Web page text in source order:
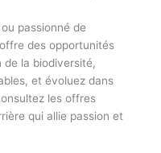
passionné de
des opportunités
de la biodiversité,
et évoluez dans
les offres
qui allie passion et